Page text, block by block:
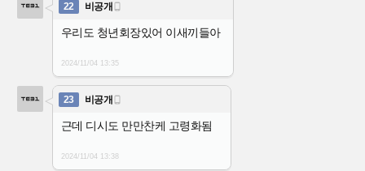
22 비공개 
우리도 청년회장있어 이새끼들아
2024/11/04 13:35
23 비공개 
근데 디시도 만만찬케 고령화됨
2024/11/04 13:38